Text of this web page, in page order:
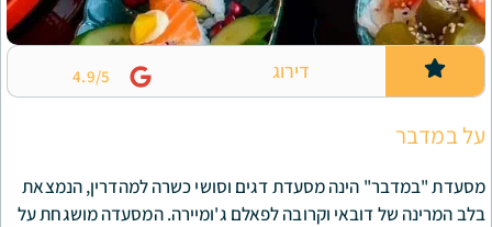
דירוג
מסעדת דגים וסושי כשרה למהדרין, הנמצאת
וקרובה לפאלם ג'ומיירה. המסעדה מושגחת על